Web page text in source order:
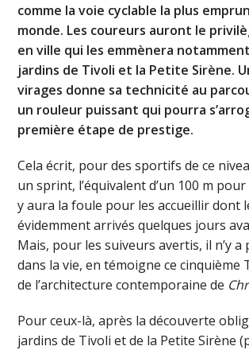
comme la voie cyclable la plus
monde. Les coureurs auront le
en ville qui les emmènera
jardins de Tivoli et la Petite Sirène.
virages donne sa technicité au
un rouleur puissant qui pourra
première étape de prestige.
Cela écrit, pour des sportifs de ce
un sprint, l’équivalent d’un 100 m
y aura la foule pour les accueillir dont
évidemment arrivés quelques jours
Mais, pour les suiveurs avertis, il n’y a
dans la vie, en témoigne ce cinquième
de l’architecture contemporaine de
Pour ceux-là, après la découverte
jardins de Tivoli et de la Petite Sirène